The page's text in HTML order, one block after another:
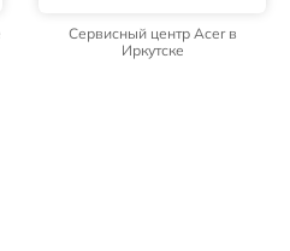
Сервисный центр Acer в
Иркутске